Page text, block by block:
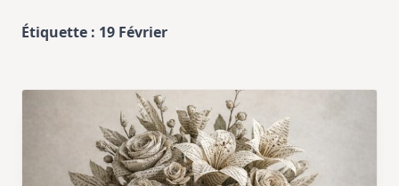
Étiquette : 19 Février